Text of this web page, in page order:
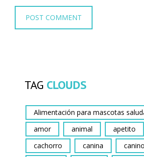
TAG CLOUDS
Alimentación para mascotas
amor
animal apetito
cachorro
canina
canino